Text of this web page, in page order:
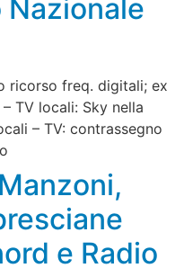
ricorso freq. digitali; ex
TV locali: Sky nella
– TV: contrassegno
e Radio